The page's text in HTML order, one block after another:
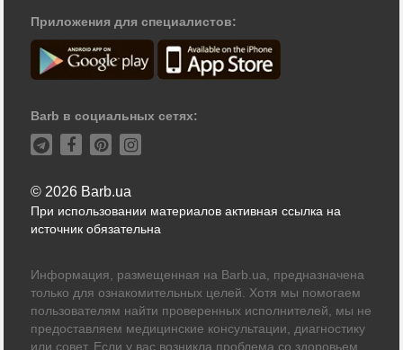
Приложения для специалистов:
Barb в социальных сетях:
© 2026 Barb.ua
При использовании материалов активная ссылка на
источник обязательна
Информация, размещенная на Barb.ua, предназначена
только для ознакомительных целей. Хотя мы помогаем
пользователям найти проверенных исполнителей, мы не
предоставляем медицинские консультации, диагностику
или совет. Если у вас возникла проблема со здоровьем,